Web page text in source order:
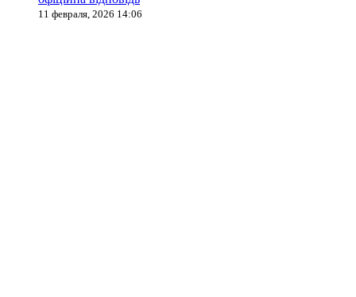
11 февраля, 2026 14:06